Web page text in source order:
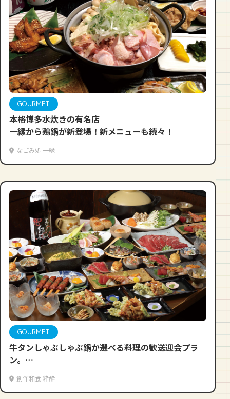
GOURMET
本格博多水炊きの有名店
一縁から鶏鍋が新登場！新メニューも続々！
なごみ処 一縁
GOURMET
牛タンしゃぶしゃぶ鍋か選べる料理の歓送迎会プラ
ン。
創作和食 粋酔